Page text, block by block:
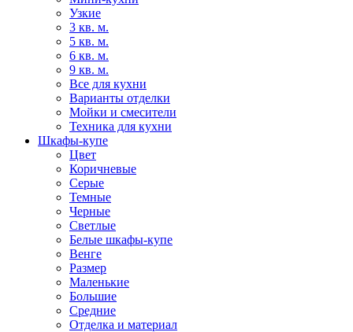
Узкие
3 кв. м.
5 кв. м.
6 кв. м.
9 кв. м.
Все для кухни
Варианты отделки
Мойки и смесители
Техника для кухни
Шкафы-купе
Цвет
Коричневые
Серые
Темные
Черные
Светлые
Белые шкафы-купе
Венге
Размер
Маленькие
Большие
Средние
Отделка и материал